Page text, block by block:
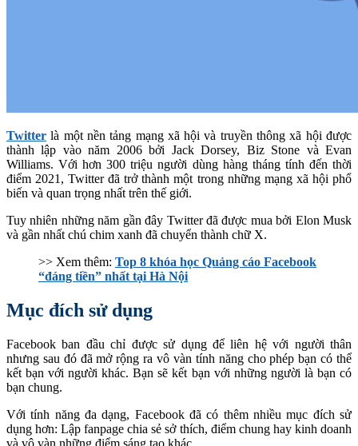
Twitter là một nền tảng mạng xã hội và truyền thông xã hội được
thành lập vào năm 2006 bởi Jack Dorsey, Biz Stone và Evan
Williams. Với hơn 300 triệu người dùng hàng tháng tính đến thời
điểm 2021, Twitter đã trở thành một trong những mạng xã hội phổ
biến và quan trọng nhất trên thế giới.
Tuy nhiên những năm gần đây Twitter đã được mua bởi Elon Musk
và gần nhất chú chim xanh đã chuyển thành chữ X.
>> Xem thêm: Top 8 khóa học Quảng cáo Facebook
“đáng tiền” nhất tại Hà Nội
Mục đích sử dụng
Facebook ban đầu chỉ được sử dụng để liên hệ với người thân
nhưng sau đó đã mở rộng ra vô vàn tính năng cho phép bạn có thể
kết bạn với người khác. Bạn sẽ kết bạn với những người là bạn có
bạn chung.
Với tính năng đa dạng, Facebook đã có thêm nhiều mục đích sử
dụng hơn: Lập fanpage chia sẻ sở thích, điểm chung hay kinh doanh
và vô vàn những điểm sáng tạo khác.